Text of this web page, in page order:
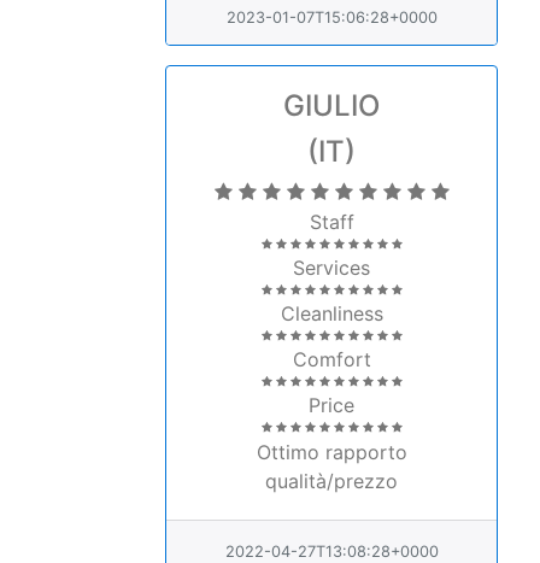
2023-01-07T15:06:28+0000
GIULIO
(IT)
Staff
Services
Cleanliness
Comfort
Price
Ottimo rapporto
qualità/prezzo
2022-04-27T13:08:28+0000